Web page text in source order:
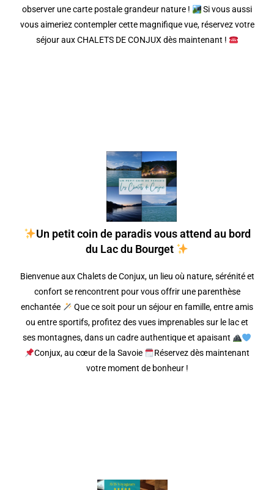
observer une carte postale grandeur nature !
Si vous aussi
vous aimeriez contempler cette magnifique vue, réservez votre
séjour aux CHALETS DE CONJUX dès maintenant !
Un petit coin de paradis vous attend au bord
du Lac du Bourget
Bienvenue aux Chalets de Conjux, un lieu où nature, sérénité et
confort se rencontrent pour vous offrir une parenthèse
enchantée
Que ce soit pour un séjour en famille, entre amis
ou entre sportifs, profitez des vues imprenables sur le lac et
ses montagnes, dans un cadre authentique et apaisant
Conjux, au cœur de la Savoie
Réservez dès maintenant
votre moment de bonheur !